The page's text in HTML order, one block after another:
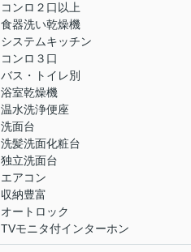
コンロ２口以上
食器洗い乾燥機
システムキッチン
コンロ３口
バス・トイレ別
浴室乾燥機
温水洗浄便座
洗面台
洗髪洗面化粧台
独立洗面台
エアコン
収納豊富
オートロック
TVモニタ付インターホン